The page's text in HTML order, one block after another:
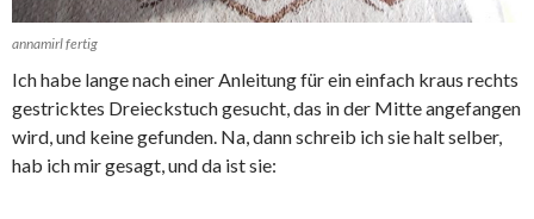
annamirl fertig
Ich habe lange nach einer Anleitung für ein einfach kraus rechts
gestricktes Dreieckstuch gesucht, das in der Mitte angefangen
wird, und keine gefunden. Na, dann schreib ich sie halt selber,
hab ich mir gesagt, und da ist sie: